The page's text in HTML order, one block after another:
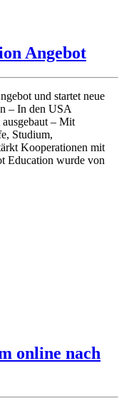
Angebot
und startet neue
– In den USA
– Mit
Studium,
Kooperationen mit
Education wurde von
online nach